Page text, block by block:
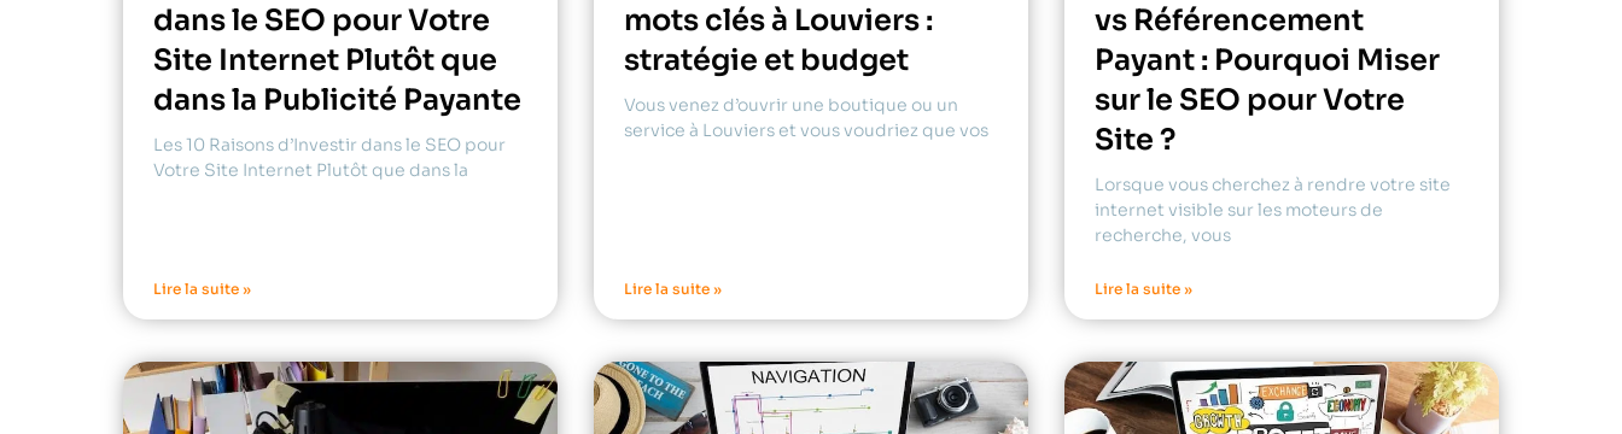
dans le SEO pour Votre
Site Internet Plutôt que
dans la Publicité Payante
Les 10 Raisons d’Investir dans le SEO pour
Votre Site Internet Plutôt que dans la
Lire la suite »
mots clés à Louviers :
stratégie et budget
Vous venez d’ouvrir une boutique ou un
service à Louviers et vous voudriez que vos
Lire la suite »
vs Référencement
Payant : Pourquoi Miser
sur le SEO pour Votre
Site ?
Lorsque vous cherchez à rendre votre site
internet visible sur les moteurs de
recherche, vous
Lire la suite »